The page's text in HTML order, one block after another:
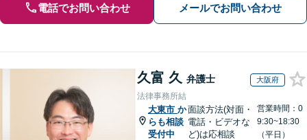
電話でお問い合わせ メールでお問い合わせ
久富 久 弁護士 大阪府
法律事務所結
大東市 か
らも相談
受付中
面談方法(対面・
電話・ビデオな
ど)は応相談
営業時間：0
9:30~18:30
（平日）